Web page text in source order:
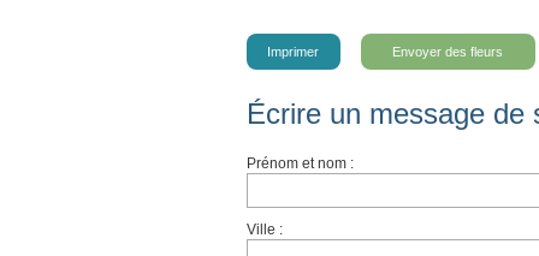
Imprimer Envoyer des fleurs
Écrire un message de
Prénom et nom :
Ville :